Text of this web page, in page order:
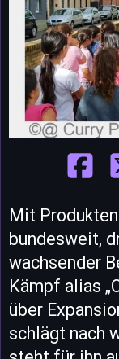
Mit
bundesweit,
wachsender
Kämpf alias
über
schlägt nach